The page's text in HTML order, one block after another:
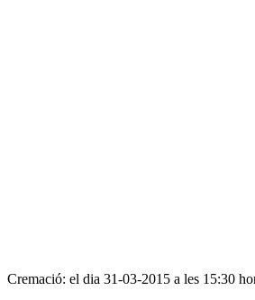
Cremació: el dia 31-03-2015 a les 15:30